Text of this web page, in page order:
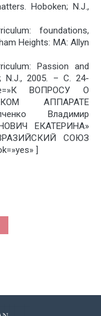
Hoboken; N.J.,
foundations,
Heights: MA: Allyn
Passion and
N.J., 2005. – С. 24-
ВОПРОСУ О
АППАРАТЕ
Владимир
ЕКАТЕРИНА»
СОЮЗ
]